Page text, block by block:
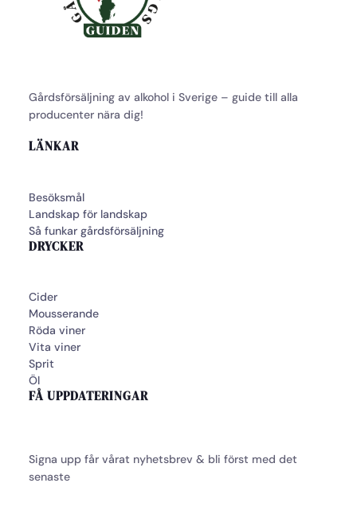
Gårdsförsäljning av alkohol i Sverige – guide till alla
producenter nära dig!
LÄNKAR
Besöksmål
Landskap för landskap
Så funkar gårdsförsäljning
DRYCKER
Cider
Mousserande
Röda viner
Vita viner
Sprit
Öl
FÅ UPPDATERINGAR
Signa upp får vårat nyhetsbrev & bli först med det
senaste